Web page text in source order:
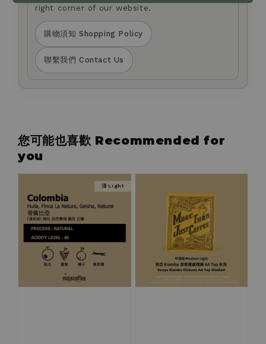
right corner of our website.
購物須知 Shopping Policy
聯繫我們 Contact Us
您可能也喜歡 Recommended for
you
淺 Light